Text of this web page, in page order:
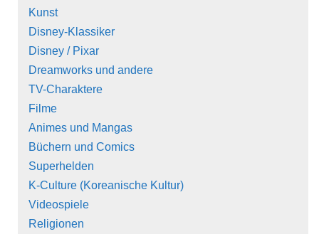
Kunst
Disney-Klassiker
Disney / Pixar
Dreamworks und andere
TV-Charaktere
Filme
Animes und Mangas
Büchern und Comics
Superhelden
K-Culture (Koreanische Kultur)
Videospiele
Religionen